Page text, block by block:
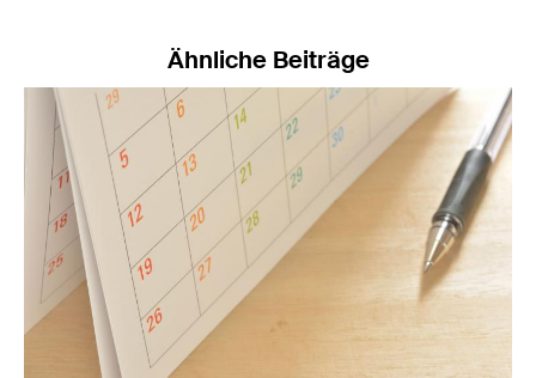
Ähnliche Beiträge